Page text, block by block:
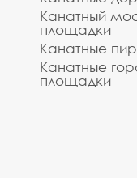
Канатный
площадки
Канатные
Канатные
площадки